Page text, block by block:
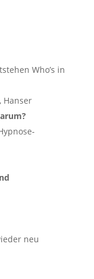
Who’s in
Hanser
neu